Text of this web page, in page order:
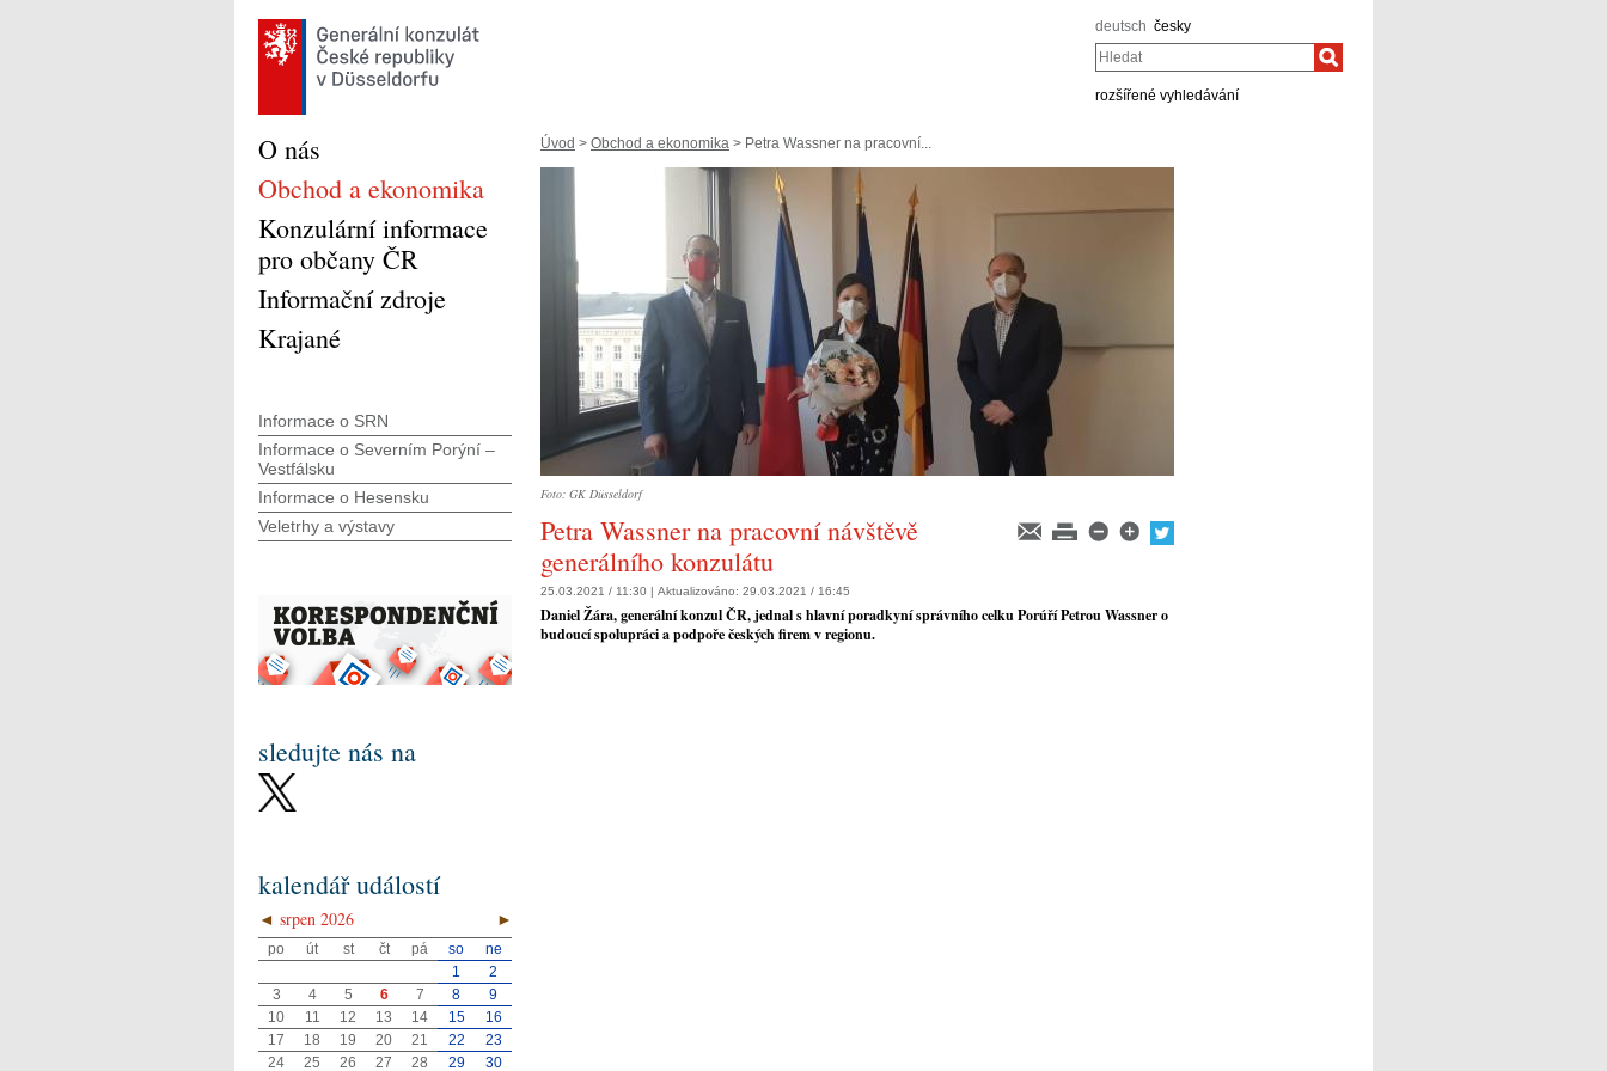
deutsch česky
Hledat
rozšířené vyhledávání
Úvod > Obchod a ekonomika > Petra Wassner na pracovní...
Foto: GK Düsseldorf
Petra Wassner na pracovní návštěvě
generálního konzulátu
25.03.2021 / 11:30 | Aktualizováno: 29.03.2021 / 16:45
Daniel Žára, generální konzul ČR, jednal s hlavní poradkyní správního celku Porúří Petrou Wassner o
budoucí spolupráci a podpoře českých firem v regionu.
O nás
Obchod a ekonomika
Konzulární informace
pro občany ČR
Informační zdroje
Krajané
Informace o SRN
Informace o Severním Porýní –
Vestfálsku
Informace o Hesensku
Veletrhy a výstavy
sledujte nás na
kalendář událostí
◄ ►
srpen 2026
po út st čt pá so
ne
1
2
3
4 5 6 7 8
9
10
11 12 13 14 15
16
17
18 19 20 21 22
23
24
25 26 27 28 29 30